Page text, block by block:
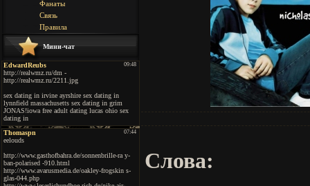
Фанаты
Связь
Правила
Мини-чат
Слова: